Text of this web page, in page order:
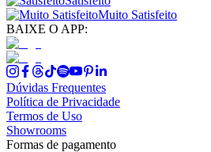
Muito Satisfeito
BAIXE O APP:
Dúvidas Frequentes
Política de Privacidade
Termos de Uso
Showrooms
Formas de pagamento